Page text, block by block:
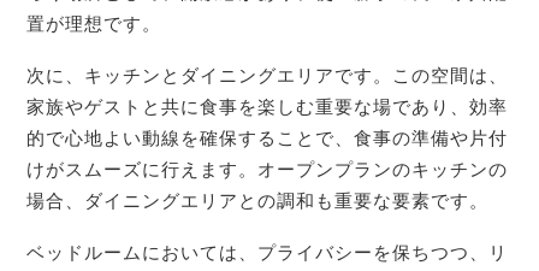
置が理想です。
次に、キッチンとダイニングエリアです。この空間は、
家族やゲストと共に食事を楽しむ重要な場であり、効率
的で心地よい動線を確保することで、食事の準備や片付
けがスムーズに行えます。オープンプランのキッチンの
場合、ダイニングエリアとの調和も重要な要素です。
ベッドルームにおいては、プライバシーを保ちつつ、リ